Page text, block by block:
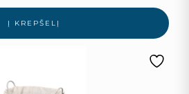
Į KREPŠELĮ